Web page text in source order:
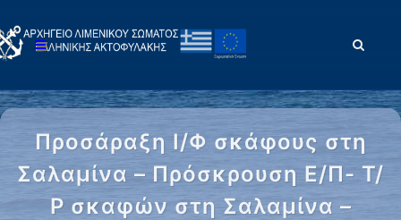
Προσάραξη Ι/Φ σκάφους στη
Σαλαμίνα – Πρόσκρουση Ε/Π- Τ/
Ρ σκαφών στη Σαλαμίνα –